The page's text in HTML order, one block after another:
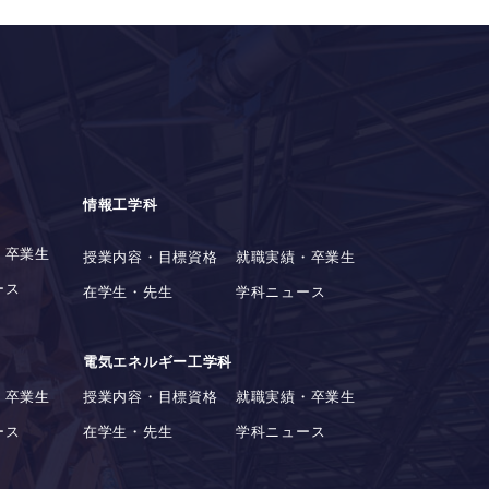
卒業生
ス
情報工学科
授業内容・目標資格 就職実績・卒業生
在学生・先生 学科ニュース
卒業生
ス
電気エネルギー工学科
授業内容・目標資格 就職実績・卒業生
在学生・先生 学科ニュース